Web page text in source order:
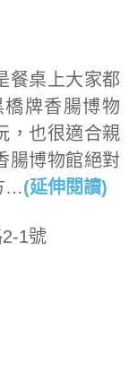
餐桌上大家都
牌香腸博物
，也很適合親
腸博物館絕對
…(延伸閱讀)
1號